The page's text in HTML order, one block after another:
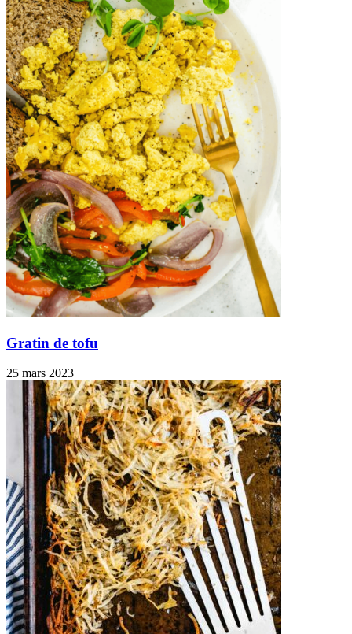
Gratin de tofu
25 mars 2023